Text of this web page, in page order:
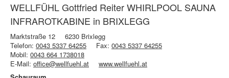
WELLFÜHL Gottfried Reiter WHIRLPOOL SAUNA
INFRAROTKABINE in BRIXLEGG
Marktstraße 12
6230 Brixlegg
Telefon: 0043 5337 64255 Fax: 0043 5337 64255
Mobil: 0043 664 1738018
E-Mail: office@wellfuehl.at
www.wellfuehl.at